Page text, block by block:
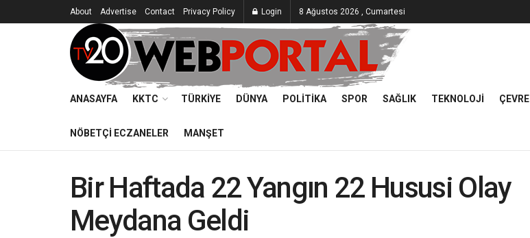
About Advertise Contact Privacy Policy Login 8 Ağustos 2026 , Cumartesi
ANASAYFA KKTC TÜRKIYE DÜNYA POLITIKA SPOR SAĞLIK TEKNOLOJI ÇEVRE
NÖBETÇI ECZANELER MANŞET
Bir Haftada 22 Yangın 22 Hususi Olay
Meydana Geldi